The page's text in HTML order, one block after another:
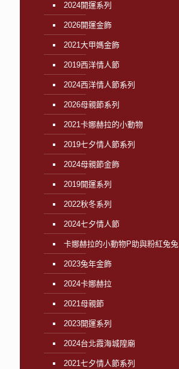
2024開運系列
2026開運金飾
2021大甲媽金飾
2019西洋情人節
2024西洋情人節系列
2026母親節系列
2021卡娜赫拉的小動物
2019七夕情人節系列
2024母親節金飾
2019開運系列
2022秋冬系列
2024七夕情人節
卡娜赫拉的小動物P助與粉紅兔兔
2023兔年金飾
2024卡娜赫拉
2021母親節
2023開運系列
2024台北霞海城隍廟
2021七夕情人節系列